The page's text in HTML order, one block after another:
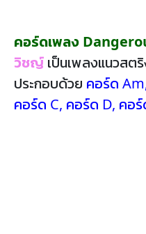
คอร์ดเพลง
วิชญ์ เป็นเพลงแนวสต
ประกอบด้วย คอร์ด Am
คอร์ด C, คอร์ด D, คอ